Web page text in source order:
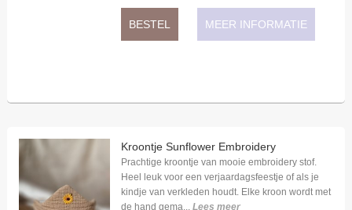
BESTEL MEER INFORMATIE
Kroontje Sunflower Embroidery
Prachtige kroontje van mooie embroidery stof.
Heel leuk voor een verjaardagsfeestje of als je
kindje van verkleden houdt. Elke kroon wordt met
de hand gema... Lees meer